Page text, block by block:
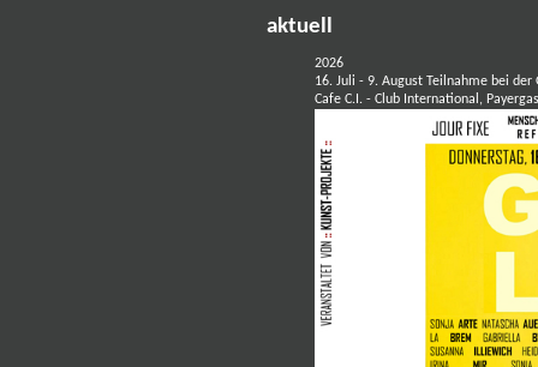
aktuell
2026
16. Juli - 9. August Teilnahme bei der
Cafe C.I. - Club International,